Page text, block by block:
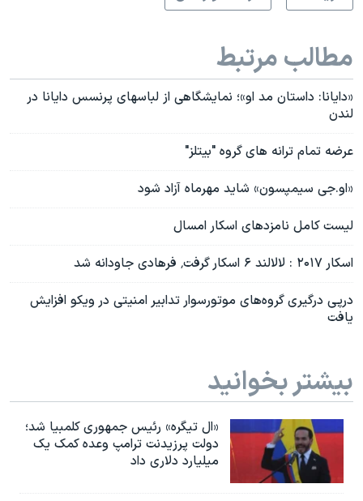
مطالب مرتبط
«دایانا: داستان مد او»؛ نمایشگاهی از لباسهای پرنسس دایانا در
لندن
عرضه تمام ترانه های گروه "بیتلز"
«او‌.جی سیمپسون» شاید مهرماه آزاد شود
لیست کامل نامزدهای اسکار امسال
اسکار ۲۰۱۷ : لالالند ۶ اسکار گرفت٬ فرهادی جاودانه شد
درپی درگیری گروه‌های موتورسوار تدابیر امنیتی در ویکو افزایش
یافت
بیشتر بخوانید
«ال تیگره» رئیس جمهوری کلمبیا شد؛
دولت پرزیدنت ترامپ وعده کمک یک
میلیارد دلاری داد